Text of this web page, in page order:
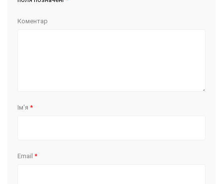
Коментар
Ім'я *
Email *